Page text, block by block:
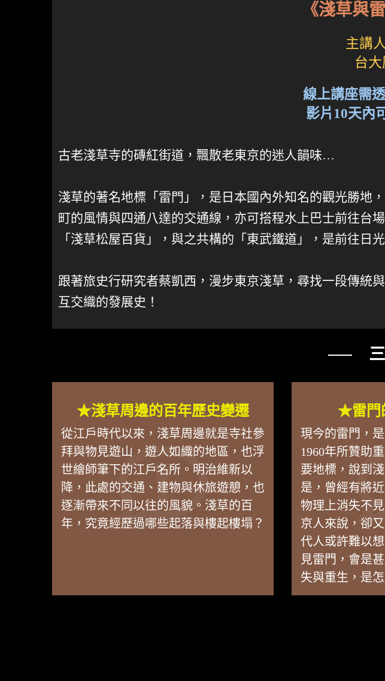
《淺草與
主講
台
線上講座需
影片10天內
古老淺草寺的磚紅街道，飄散老東京的迷人韻味…
淺草的著名地標「雷門」，是日本國內外知名的觀光勝地
町的風情與四通八達的交通線，亦可搭程水上巴士前往台
「淺草松屋百貨」，與之共構的「東武鐵道」，是前往日
跟著旅史行研究者蔡凱西，漫步東京淺草，尋找一段傳統
互交織的發展史！
── 三
★淺草周邊的百年歷史變遷
從江戶時代以來，淺草周邊就是寺社參
拜與物見遊山，遊人如織的地區，也浮
世繪師筆下的江戶名所。明治維新以
降，此處的交通、建物與休旅遊憩，也
逐漸帶來不同以往的風貌。淺草的百
年，究竟經歷過哪些起落與樓起樓塌？
★雷門
現今的雷門，
1960年所贊助
要地標，說到
是，曾經有將
物理上消失不
京人來說，卻
代人或許難以
見雷門，會是
失與重生，是